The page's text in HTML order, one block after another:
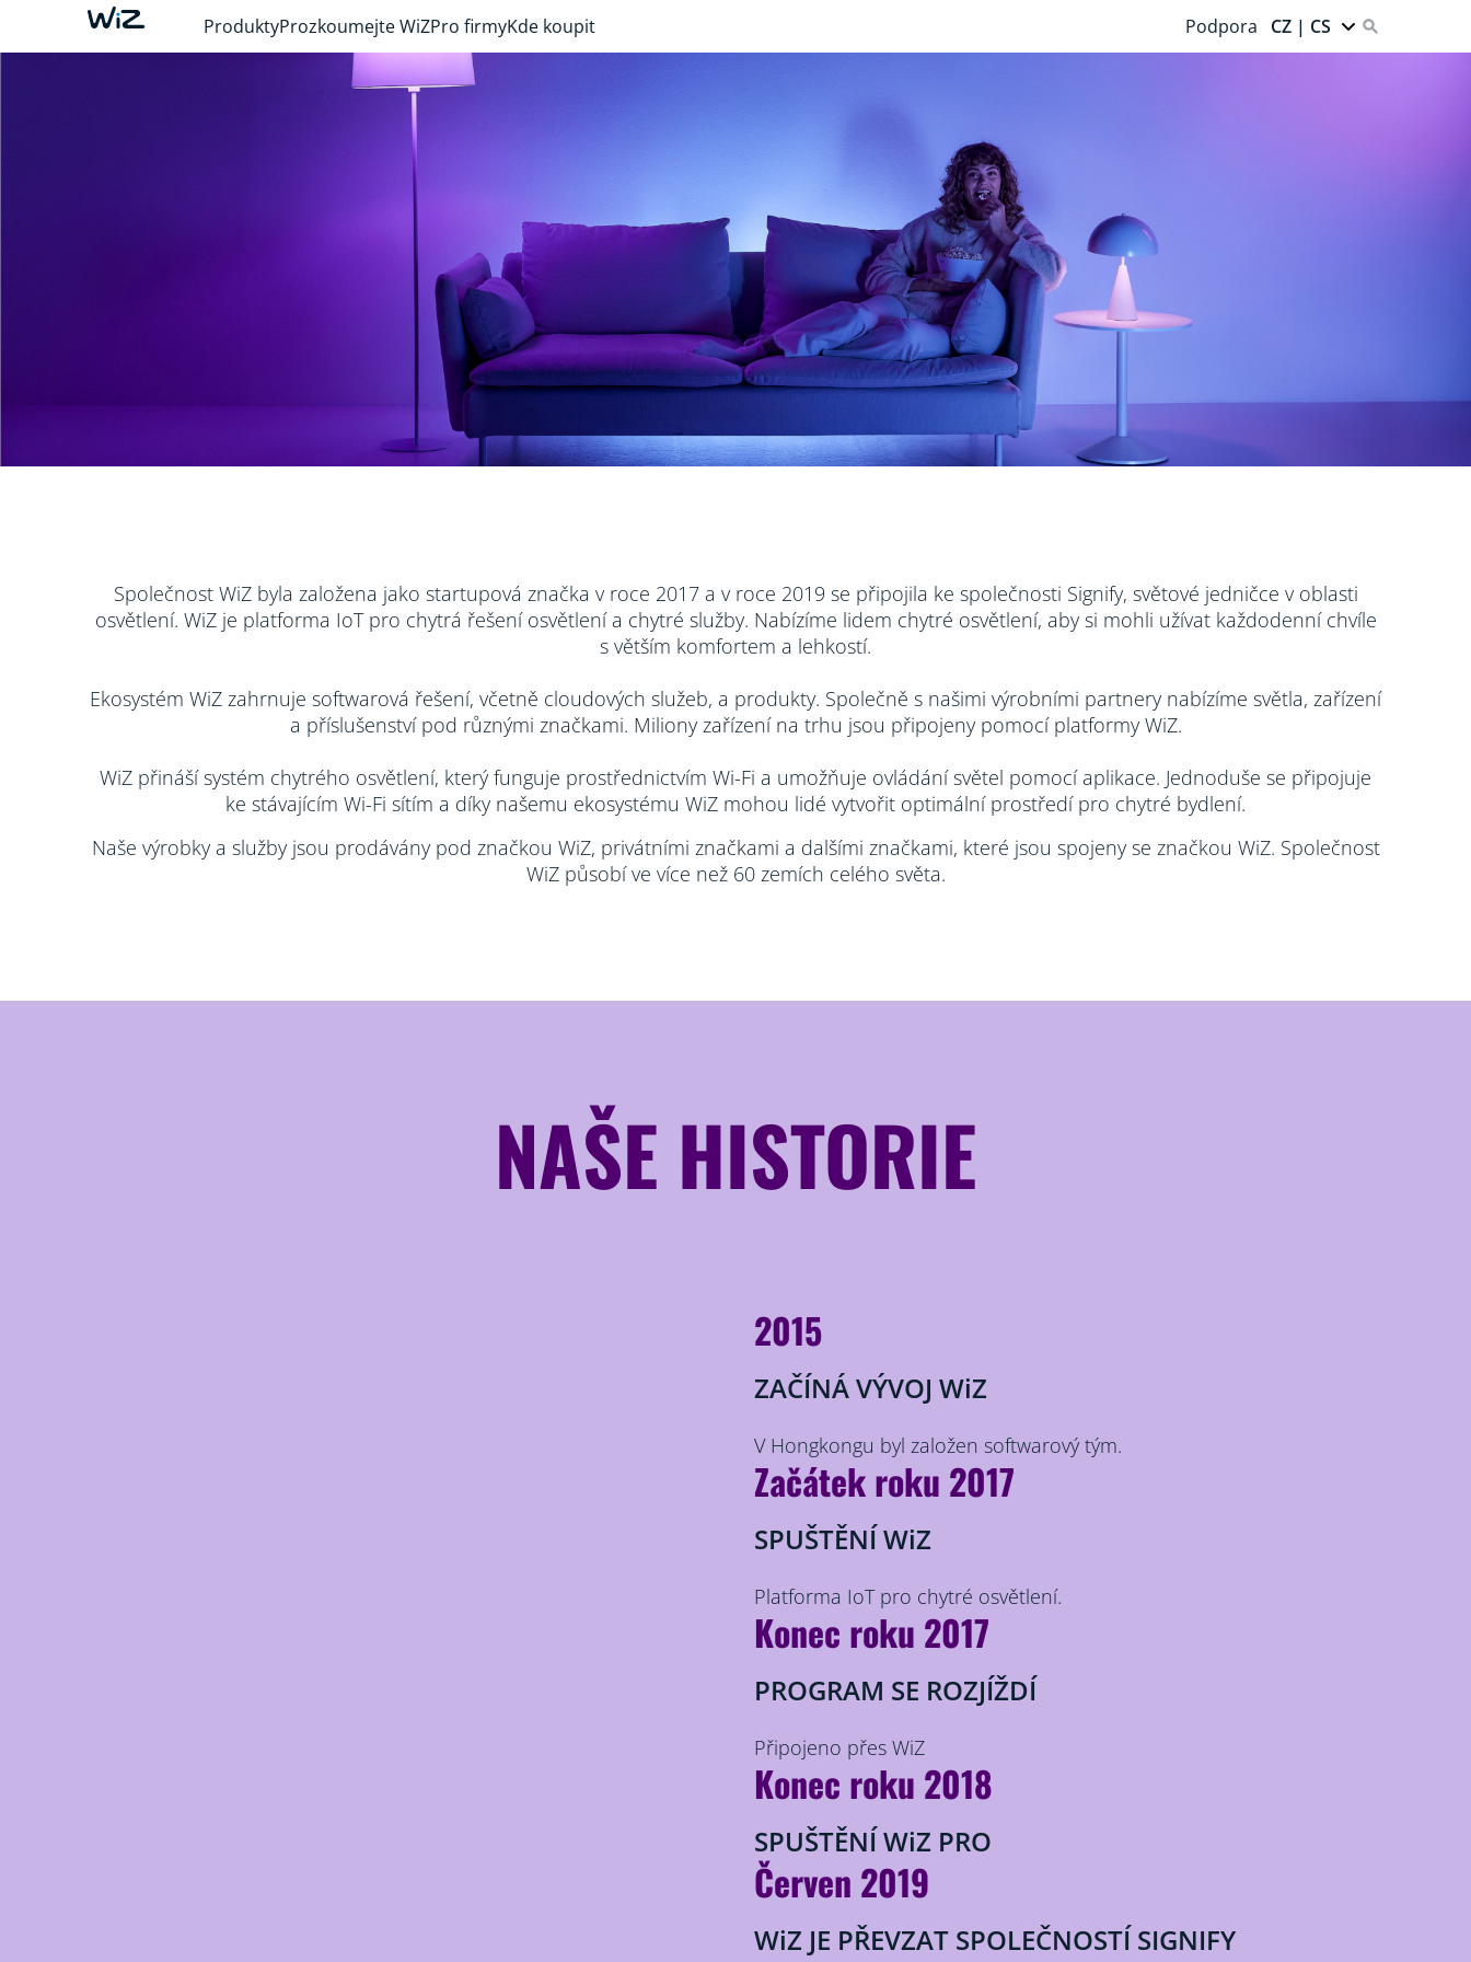
ProduktyProzkoumejte WiZPro firmyKde koupit Podpora CZ | CS
Společnost WiZ byla založena jako startupová značka v roce 2017 a v roce 2019 se připojila ke společnosti Signify, světové jedničce v oblasti
osvětlení. WiZ je platforma IoT pro chytrá řešení osvětlení a chytré služby. Nabízíme lidem chytré osvětlení, aby si mohli užívat každodenní chvíle
s větším komfortem a lehkostí.
Ekosystém WiZ zahrnuje softwarová řešení, včetně cloudových služeb, a produkty. Společně s našimi výrobními partnery nabízíme světla, zařízení
a příslušenství pod různými značkami. Miliony zařízení na trhu jsou připojeny pomocí platformy WiZ.​
WiZ přináší systém chytrého osvětlení, který funguje prostřednictvím Wi-Fi a umožňuje ovládání světel pomocí aplikace. Jednoduše se připojuje
ke stávajícím Wi-Fi sítím a díky našemu ekosystému WiZ mohou lidé vytvořit optimální prostředí pro chytré bydlení.
Naše výrobky a služby jsou prodávány pod značkou WiZ, privátními značkami a dalšími značkami, které jsou spojeny se značkou WiZ. Společnost
WiZ působí ve více než 60 zemích celého světa.
NAŠE HISTORIE
2015
ZAČÍNÁ VÝVOJ WiZ
V Hongkongu byl založen softwarový tým.
Začátek roku 2017
SPUŠTĚNÍ WiZ
Platforma IoT pro chytré osvětlení.
Konec roku 2017
PROGRAM SE ROZJÍŽDÍ
Připojeno přes WiZ
Konec roku 2018
SPUŠTĚNÍ WiZ PRO
Červen 2019
WiZ JE PŘEVZAT SPOLEČNOSTÍ SIGNIFY